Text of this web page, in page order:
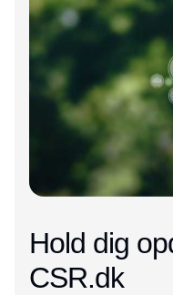
Hold dig
CSR.dk